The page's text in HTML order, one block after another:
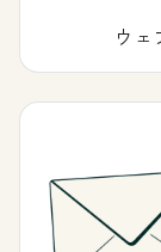
ウ